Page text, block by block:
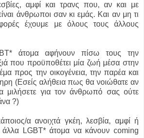
αμφί και τρανς που, αν και με
άνθρωποι σαν κι εμάς. Και αν μη τι
έχουμε με όλους τους άλλους
άτομα αφήνουν πίσω τους την
που προϋποθέτει μία ζωή μέσα στην
προς την οικογένεια, την παρέα και
(Εσείς αλήθεια πως θα νοιώθατε αν
μιλήσετε για τον άνθρωπό σας ούτε
?)
α ανοιχτά γκέη, λεσβία, αμφί ή
άλλα LGBT* άτομα να κάνουν coming